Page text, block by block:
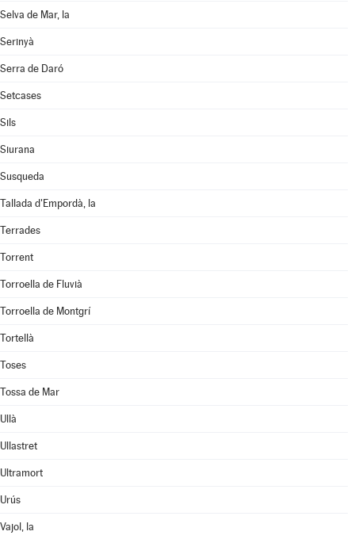
Selva de Mar, la
Serinyà
Serra de Daró
Setcases
Sils
Siurana
Susqueda
Tallada d'Empordà, la
Terrades
Torrent
Torroella de Fluvià
Torroella de Montgrí
Tortellà
Toses
Tossa de Mar
Ullà
Ullastret
Ultramort
Urús
Vajol, la